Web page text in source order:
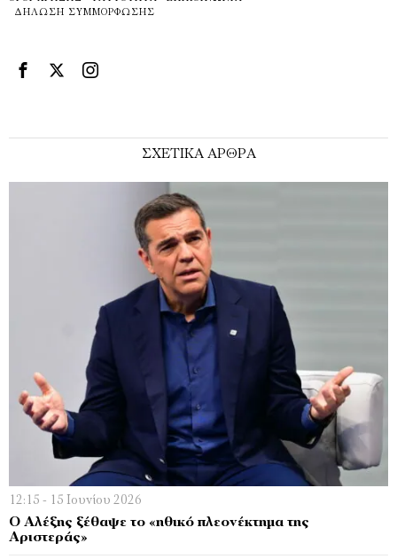
ΔΉΛΩΣΗ ΣΥΜΜΌΡΦΩΣΗΣ
ΣΧΕΤΙΚΑ ΑΡΘΡΑ
12:15 - 15 Ιουνίου 2026
Ο Αλέξης ξέθαψε το «ηθικό πλεονέκτημα της
Αριστεράς»